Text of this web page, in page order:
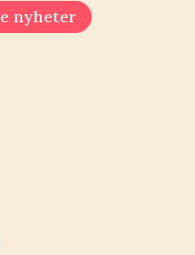
nyheter